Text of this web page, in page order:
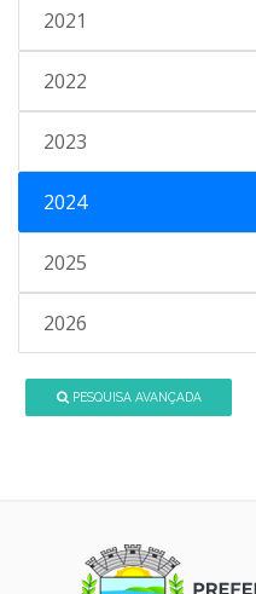
2021
2022
2023
2024
2025
2026
PESQUISA AVANÇADA